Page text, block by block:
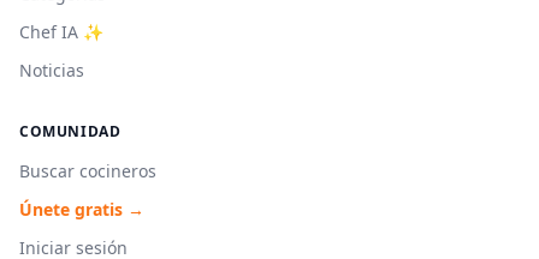
Chef IA ✨
Noticias
COMUNIDAD
Buscar cocineros
Únete gratis →
Iniciar sesión